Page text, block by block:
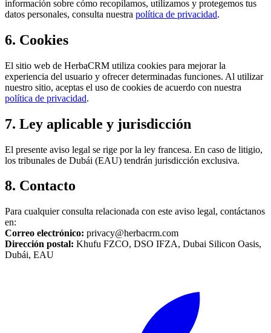
información sobre cómo recopilamos, utilizamos y protegemos tus
datos personales, consulta nuestra política de privacidad.
6. Cookies
El sitio web de HerbaCRM utiliza cookies para mejorar la
experiencia del usuario y ofrecer determinadas funciones. Al utilizar
nuestro sitio, aceptas el uso de cookies de acuerdo con nuestra
política de privacidad.
7. Ley aplicable y jurisdicción
El presente aviso legal se rige por la ley francesa. En caso de litigio,
los tribunales de Dubái (EAU) tendrán jurisdicción exclusiva.
8. Contacto
Para cualquier consulta relacionada con este aviso legal, contáctanos
en:
Correo electrónico: privacy@herbacrm.com
Dirección postal: Khufu FZCO, DSO IFZA, Dubai Silicon Oasis,
Dubái, EAU